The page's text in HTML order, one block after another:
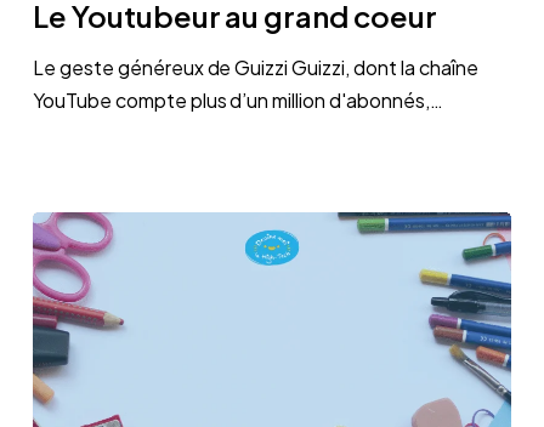
grand
coeur
Le Youtubeur au grand coeur
Le geste généreux de Guizzi Guizzi, dont la chaîne
YouTube compte plus d’un million d'abonnés,…